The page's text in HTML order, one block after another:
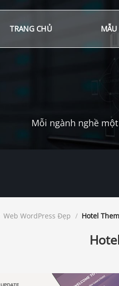
TRANG CHỦ MẪU
Mỗi ngành nghề
Web WordPress Đẹp / Hotel